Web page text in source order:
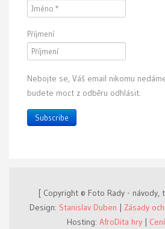
Příjmení
Nebojte se, Váš email nikomu
budete moct z odběru odhlásit.
Subscribe
[ Copyright © Foto Rady - návody,
Design: Stanislav Duben Zásady
Hosting: AfroDita hry